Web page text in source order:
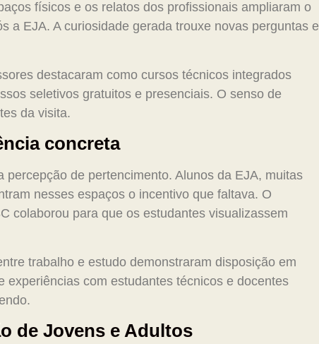
físicos e os relatos dos profissionais ampliaram o
a EJA. A curiosidade gerada trouxe novas perguntas e
destacaram como cursos técnicos integrados
seletivos gratuitos e presenciais. O senso de
da visita.
concreta
de pertencimento. Alunos da EJA, muitas
nesses espaços o incentivo que faltava. O
colaborou para que os estudantes visualizassem
trabalho e estudo demonstraram disposição em
experiências com estudantes técnicos e docentes
de Jovens e Adultos